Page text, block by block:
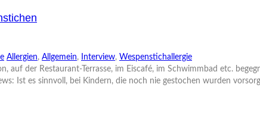
Allergien, Allgemein, Interview, Wespenstichallergie
auf der Restaurant-Terrasse, im Eiscafé, im Schwimmbad etc.
Ist es sinnvoll, bei Kindern, die noch nie gestochen wurden